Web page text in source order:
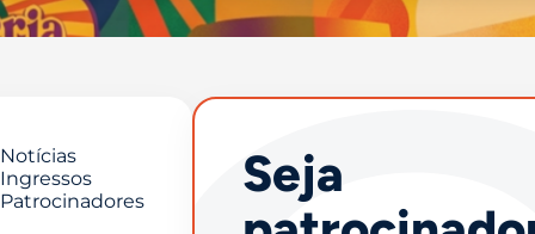
Notícias
Ingressos
Patrocinadores
Seja